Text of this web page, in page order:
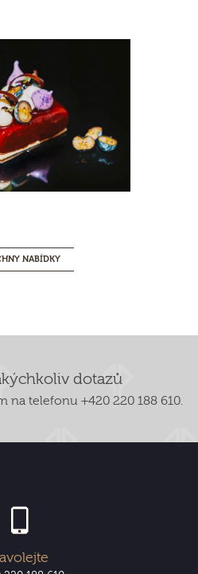
NABÍDKY
dotazů
na telefonu +420 220 188 610.